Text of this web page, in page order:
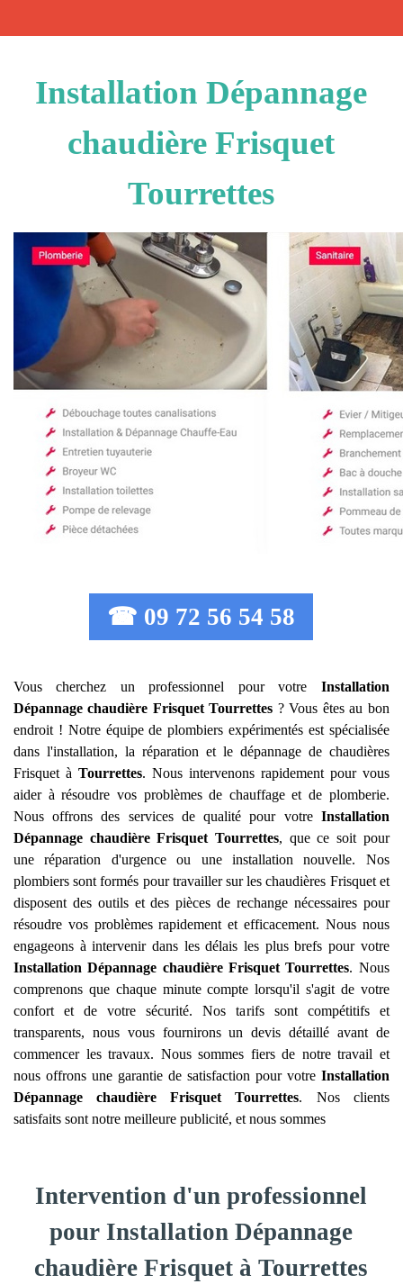
Installation Dépannage
chaudière Frisquet
Tourrettes
☎ 09 72 56 54 58
Vous cherchez un professionnel pour votre Installation
Dépannage chaudière Frisquet Tourrettes ? Vous êtes au bon
endroit ! Notre équipe de plombiers expérimentés est spécialisée
dans l'installation, la réparation et le dépannage de chaudières
Frisquet à Tourrettes. Nous intervenons rapidement pour vous
aider à résoudre vos problèmes de chauffage et de plomberie.
Nous offrons des services de qualité pour votre Installation
Dépannage chaudière Frisquet Tourrettes, que ce soit pour
une réparation d'urgence ou une installation nouvelle. Nos
plombiers sont formés pour travailler sur les chaudières Frisquet et
disposent des outils et des pièces de rechange nécessaires pour
résoudre vos problèmes rapidement et efficacement. Nous nous
engageons à intervenir dans les délais les plus brefs pour votre
Installation Dépannage chaudière Frisquet Tourrettes. Nous
comprenons que chaque minute compte lorsqu'il s'agit de votre
confort et de votre sécurité. Nos tarifs sont compétitifs et
transparents, nous vous fournirons un devis détaillé avant de
commencer les travaux. Nous sommes fiers de notre travail et
nous offrons une garantie de satisfaction pour votre Installation
Dépannage chaudière Frisquet
Tourrettes. Nos clients
satisfaits sont notre meilleure publicité, et nous sommes
Intervention d'un professionnel
pour Installation Dépannage
chaudière Frisquet à Tourrettes